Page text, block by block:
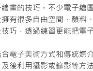
畫的技巧。不少電子繪
有很多自由空間，顏料
巧，透過練習更能把電
電子美術方式和傳統媒
後利用攝影或錄影等方